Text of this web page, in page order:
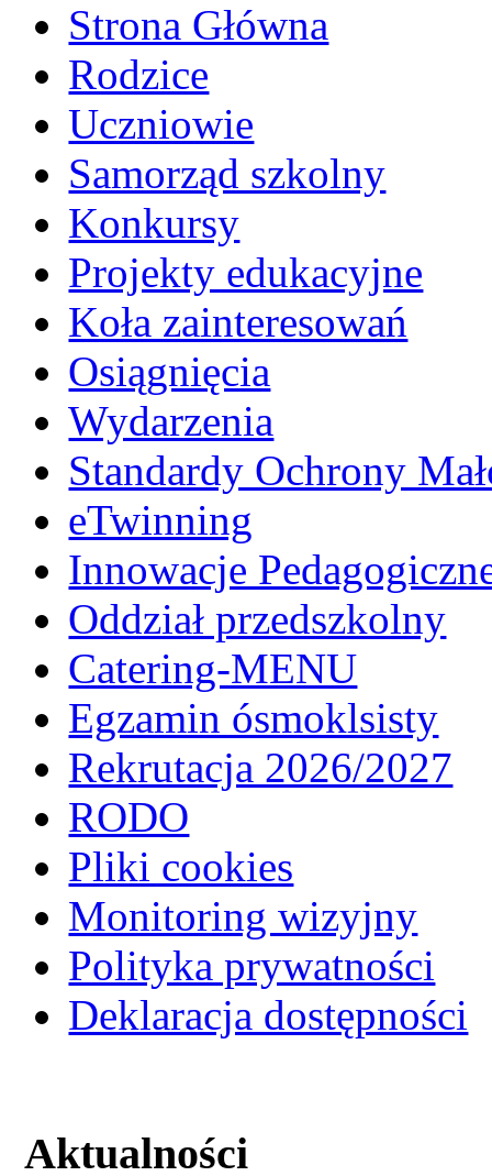
Strona Główna
Rodzice
Uczniowie
Samorząd szkolny
Konkursy
Projekty edukacyjne
Koła zainteresowań
Osiągnięcia
Wydarzenia
Standardy Ochrony
eTwinning
Innowacje
Oddział przedszkolny
Catering-MENU
Egzamin ósmoklsisty
Rekrutacja 2026/2027
RODO
Pliki cookies
Monitoring wizyjny
Polityka prywatności
Deklaracja dostępności
Aktualności